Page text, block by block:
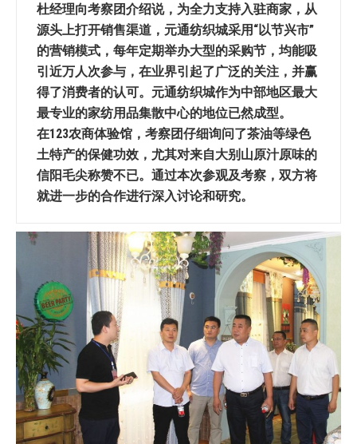
杜经理向考察团介绍说，为全力支持入驻商家，从
源头上打开销售渠道，元通纺织城采用“以节兴市”
的营销模式，每年定期举办大型的采购节，均能吸
引近万人次参与，在业界引起了广泛的关注，并赢
得了消费者的认可。元通纺织城作为中部地区最大
最专业的家纺用品集散中心的地位已然成型。
在123农商体验馆，考察团仔细询问了茶油等绿色
土特产的保健功效，尤其对来自大别山原汁原味的
信阳毛尖称赞不已。通过本次参观及考察，双方将
就进一步的合作进行深入讨论和研究。